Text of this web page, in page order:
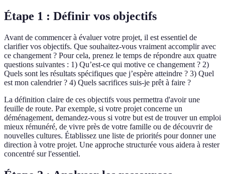
Étape 1 : Définir vos objectifs
Avant de commencer à évaluer votre projet, il est essentiel de
clarifier vos objectifs. Que souhaitez-vous vraiment accomplir avec
ce changement ? Pour cela, prenez le temps de répondre aux quatre
questions suivantes : 1) Qu’est-ce qui motive ce changement ? 2)
Quels sont les résultats spécifiques que j’espère atteindre ? 3) Quel
est mon calendrier ? 4) Quels sacrifices suis-je prêt à faire ?
La définition claire de ces objectifs vous permettra d'avoir une
feuille de route. Par exemple, si votre projet concerne un
déménagement, demandez-vous si votre but est de trouver un emploi
mieux rémunéré, de vivre près de votre famille ou de découvrir de
nouvelles cultures. Établissez une liste de priorités pour donner une
direction à votre projet. Une approche structurée vous aidera à rester
concentré sur l'essentiel.